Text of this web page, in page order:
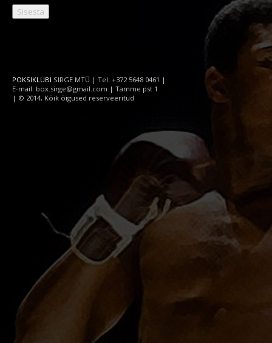
POKSIKLUBI SIRGE MTÜ | Tel: +372 5648 0461 |
E-mail: box.sirge@gmail.com | Tamme pst 1
| © 2014, Kõik õigused reserveeritud